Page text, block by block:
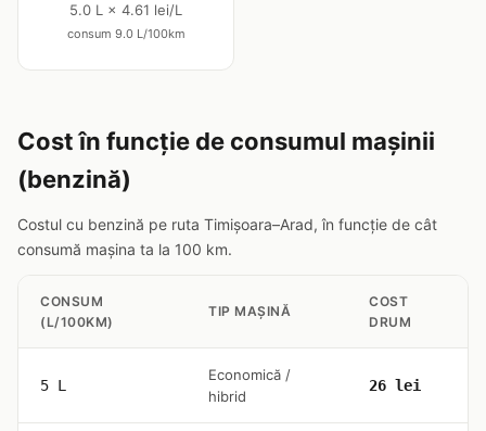
5.0 L × 4.61 lei/L
consum 9.0 L/100km
Cost în funcție de consumul mașinii
(benzină)
Costul cu benzină pe ruta Timișoara–Arad, în funcție de cât
consumă mașina ta la 100 km.
CONSUM
(L/100KM)
TIP MAȘINĂ
COST
DRUM
5 L
Economică /
hibrid
26 lei